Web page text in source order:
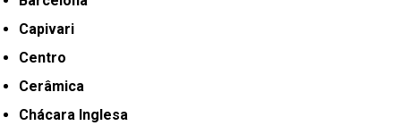
Capivari
Centro
Cerâmica
Chácara Inglesa